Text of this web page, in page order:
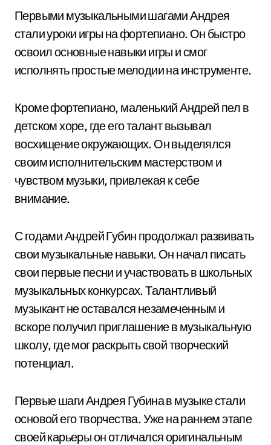
Первыми музыкальными шагами Андрея
стали уроки игры на фортепиано. Он быстро
освоил основные навыки игры и смог
исполнять простые мелодии на инструменте.
Кроме фортепиано, маленький Андрей пел в
детском хоре, где его талант вызывал
восхищение окружающих. Он выделялся
своим исполнительским мастерством и
чувством музыки, привлекая к себе
внимание.
С годами Андрей Губин продолжал развивать
свои музыкальные навыки. Он начал писать
свои первые песни и участвовать в школьных
музыкальных конкурсах. Талантливый
музыкант не оставался незамеченным и
вскоре получил приглашение в музыкальную
школу, где мог раскрыть свой творческий
потенциал.
Первые шаги Андрея Губина в музыке стали
основой его творчества. Уже на раннем этапе
своей карьеры он отличался оригинальным